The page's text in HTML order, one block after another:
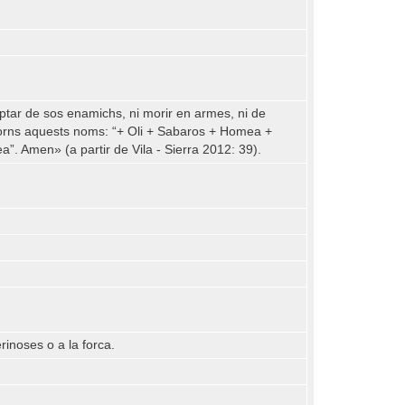
de sos enamichs, ni morir en armes, ni de
aquests noms: “+ Oli + Sabaros + Homea +
Amen» (a partir de Vila - Sierra 2012: 39).
o a la forca.